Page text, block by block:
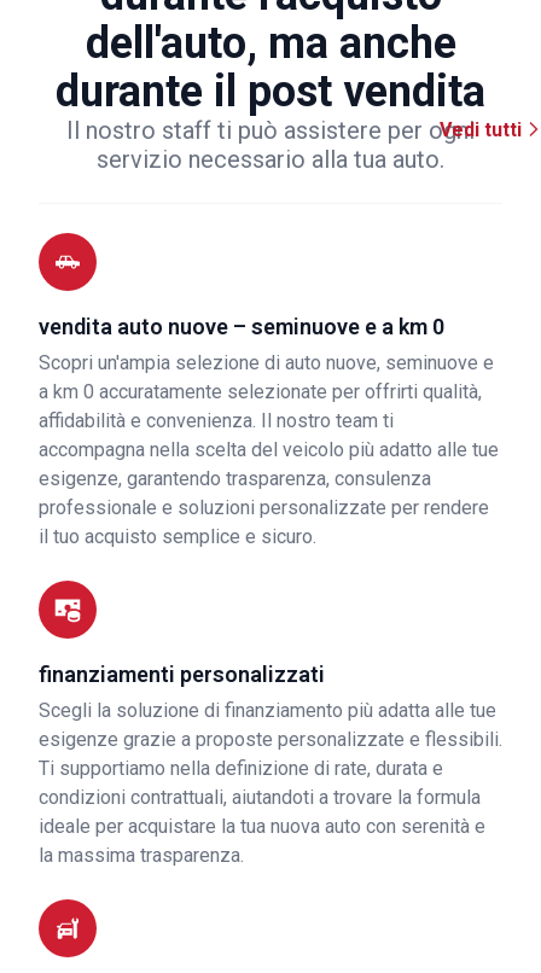
dell'auto, ma anche
durante il post vendita
Il nostro staff ti può assistere per ogni
servizio necessario alla tua auto.
Vedi tutti
vendita auto nuove – seminuove e a km 0
Scopri un'ampia selezione di auto nuove, seminuove e
a km 0 accuratamente selezionate per offrirti qualità,
affidabilità e convenienza. Il nostro team ti
accompagna nella scelta del veicolo più adatto alle tue
esigenze, garantendo trasparenza, consulenza
professionale e soluzioni personalizzate per rendere
il tuo acquisto semplice e sicuro.
finanziamenti personalizzati
Scegli la soluzione di finanziamento più adatta alle tue
esigenze grazie a proposte personalizzate e flessibili.
Ti supportiamo nella definizione di rate, durata e
condizioni contrattuali, aiutandoti a trovare la formula
ideale per acquistare la tua nuova auto con serenità e
la massima trasparenza.